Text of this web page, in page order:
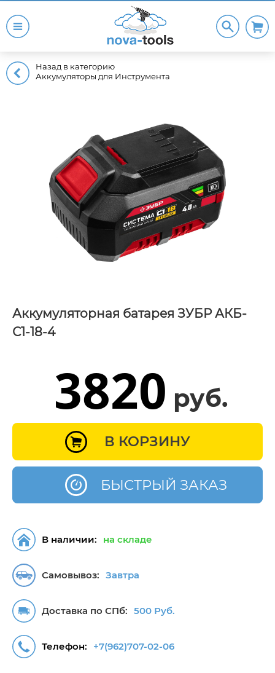
Назад в категорию
Аккумуляторы для Инструмента
Аккумуляторная батарея ЗУБР АКБ-
С1-18-4
3820 руб.
БЫСТРЫЙ ЗАКАЗ
В КОРЗИНУ
Самовывоз: Завтра
Доставка по СПб: 500 Руб.
В наличии: на складе
Телефон: +7(962)707-02-06